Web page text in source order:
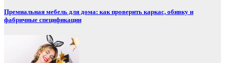
Премиальная мебель для дома: как проверить каркас, обивку и
фабричные спецификации